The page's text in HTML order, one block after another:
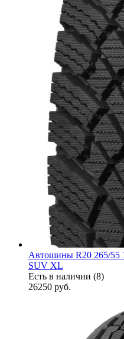
Автошины R20 265/55
SUV XL
Есть в наличии (8)
26250 руб.